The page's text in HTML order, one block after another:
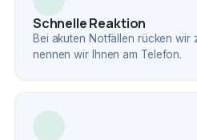
Schnelle Reaktion
Bei akuten Notfällen rücken
nennen wir Ihnen am Telefon.